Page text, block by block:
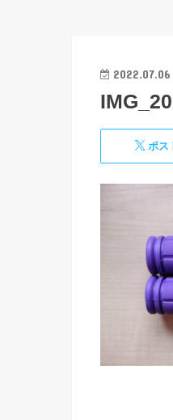
2022.07.06
ポス